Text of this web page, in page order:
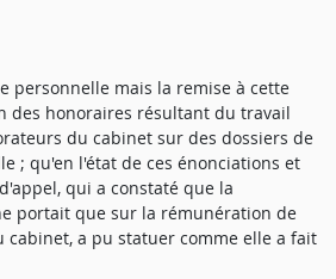
personnelle mais la remise à cette
des honoraires résultant du travail
du cabinet sur des dossiers de
; qu'en l'état de ces énonciations et
qui a constaté que la
portait que sur la rémunération de
cabinet, a pu statuer comme elle a fait